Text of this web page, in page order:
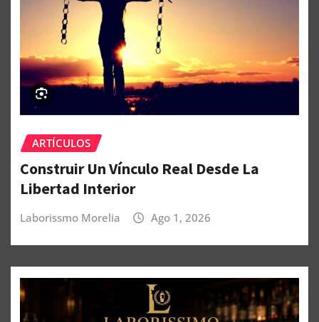
ARTÍCULOS
Construir Un Vínculo Real Desde La
Libertad Interior
Laborissmo Morelia Ago 1, 2026